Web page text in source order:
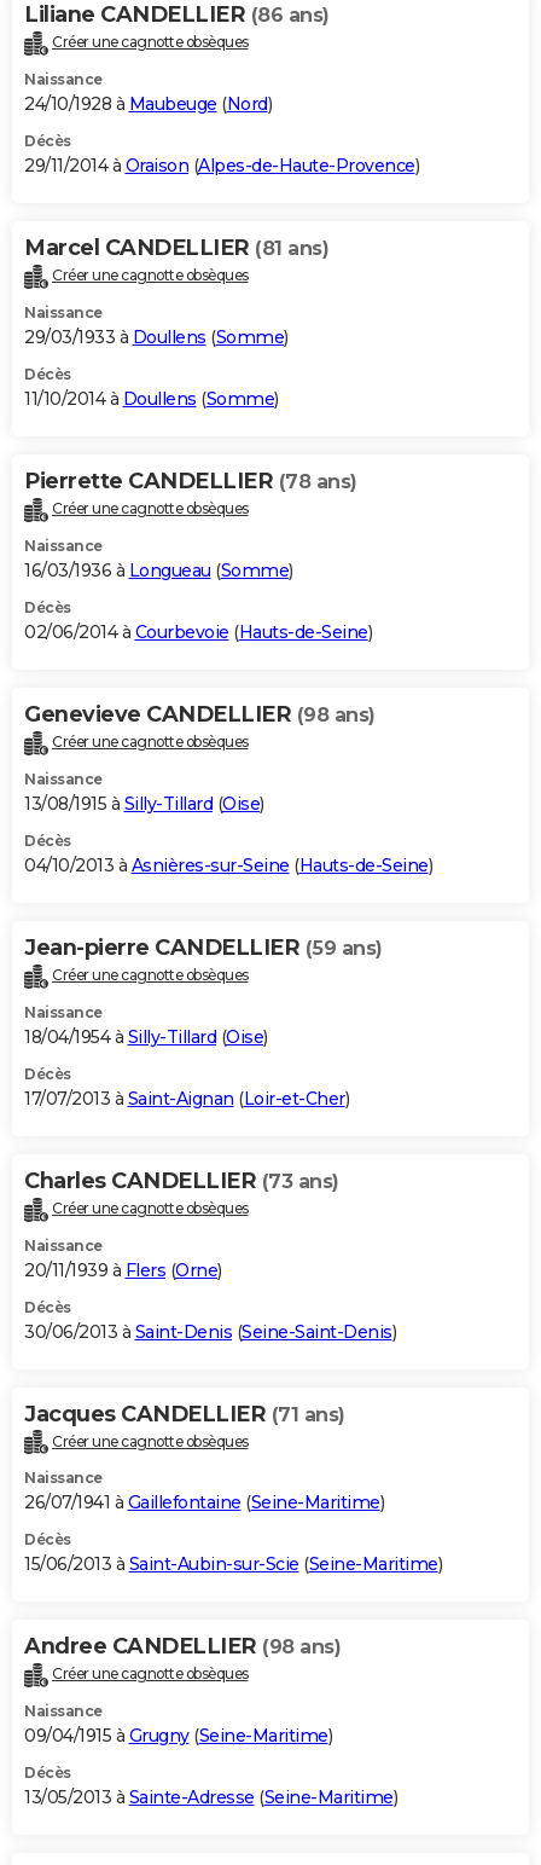
Liliane CANDELLIER (86 ans)
Créer une cagnotte obsèques
Naissance
24/10/1928 à Maubeuge (Nord)
Décès
29/11/2014 à Oraison (Alpes-de-Haute-Provence)
Marcel CANDELLIER (81 ans)
Créer une cagnotte obsèques
Naissance
29/03/1933 à Doullens (Somme)
Décès
11/10/2014 à Doullens (Somme)
Pierrette CANDELLIER (78 ans)
Créer une cagnotte obsèques
Naissance
16/03/1936 à Longueau (Somme)
Décès
02/06/2014 à Courbevoie (Hauts-de-Seine)
Genevieve CANDELLIER (98 ans)
Créer une cagnotte obsèques
Naissance
13/08/1915 à Silly-Tillard (Oise)
Décès
04/10/2013 à Asnières-sur-Seine (Hauts-de-Seine)
Jean-pierre CANDELLIER (59 ans)
Créer une cagnotte obsèques
Naissance
18/04/1954 à Silly-Tillard (Oise)
Décès
17/07/2013 à Saint-Aignan (Loir-et-Cher)
Charles CANDELLIER (73 ans)
Créer une cagnotte obsèques
Naissance
20/11/1939 à Flers (Orne)
Décès
30/06/2013 à Saint-Denis (Seine-Saint-Denis)
Jacques CANDELLIER (71 ans)
Créer une cagnotte obsèques
Naissance
26/07/1941 à Gaillefontaine (Seine-Maritime)
Décès
15/06/2013 à Saint-Aubin-sur-Scie (Seine-Maritime)
Andree CANDELLIER (98 ans)
Créer une cagnotte obsèques
Naissance
09/04/1915 à Grugny(Seine-Maritime)
Décès
13/05/2013 à Sainte-Adresse (Seine-Maritime)